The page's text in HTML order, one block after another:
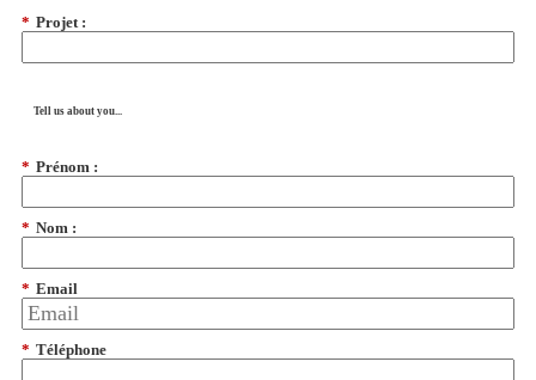
* Projet :
Tell us about you...
* Prénom :
* Nom :
* Email
* Téléphone